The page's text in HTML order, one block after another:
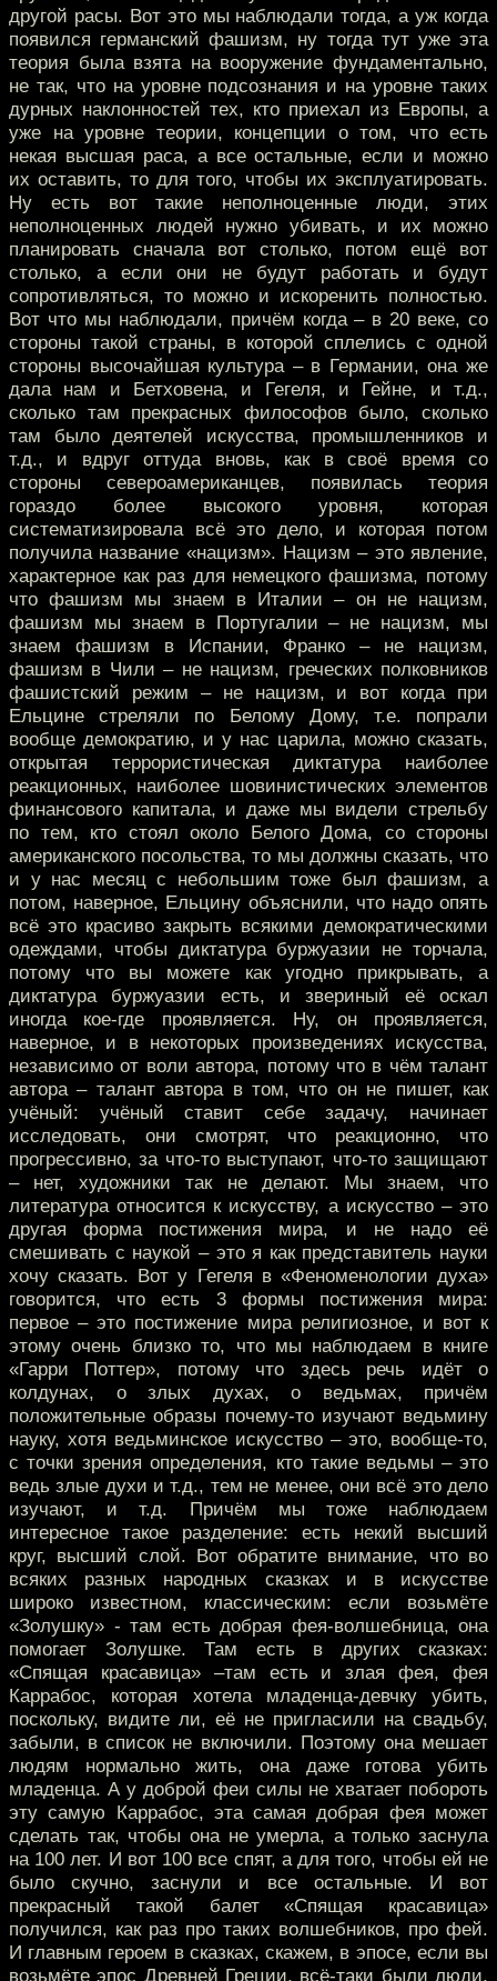
другой расы. Вот это мы наблюдали тогда, а уж когда
появился германский фашизм, ну тогда тут уже эта
теория была взята на вооружение фундаментально,
не так, что на уровне подсознания и на уровне таких
дурных наклонностей тех, кто приехал из Европы, а
уже на уровне теории, концепции о том, что есть
некая высшая раса, а все остальные, если и можно
их оставить, то для того, чтобы их эксплуатировать.
Ну есть вот такие неполноценные люди, этих
неполноценных людей нужно убивать, и их можно
планировать сначала вот столько, потом ещё вот
столько, а если они не будут работать и будут
сопротивляться, то можно и искоренить полностью.
Вот что мы наблюдали, причём когда – в 20 веке, со
стороны такой страны, в которой сплелись с одной
стороны высочайшая культура – в Германии, она же
дала нам и Бетховена, и Гегеля, и Гейне, и т.д.,
сколько там прекрасных философов было, сколько
там было деятелей искусства, промышленников и
т.д., и вдруг оттуда вновь, как в своё время со
стороны североамериканцев, появилась теория
гораздо более высокого уровня, которая
систематизировала всё это дело, и которая потом
получила название «нацизм». Нацизм – это явление,
характерное как раз для немецкого фашизма, потому
что фашизм мы знаем в Италии – он не нацизм,
фашизм мы знаем в Португалии – не нацизм, мы
знаем фашизм в Испании, Франко – не нацизм,
фашизм в Чили – не нацизм, греческих полковников
фашистский режим – не нацизм, и вот когда при
Ельцине стреляли по Белому Дому, т.е. попрали
вообще демократию, и у нас царила, можно сказать,
открытая террористическая диктатура наиболее
реакционных, наиболее шовинистических элементов
финансового капитала, и даже мы видели стрельбу
по тем, кто стоял около Белого Дома, со стороны
американского посольства, то мы должны сказать, что
и у нас месяц с небольшим тоже был фашизм, а
потом, наверное, Ельцину объяснили, что надо опять
всё это красиво закрыть всякими демократическими
одеждами, чтобы диктатура буржуазии не торчала,
потому что вы можете как угодно прикрывать, а
диктатура буржуазии есть, и звериный её оскал
иногда кое-где проявляется. Ну, он проявляется,
наверное, и в некоторых произведениях искусства,
независимо от воли автора, потому что в чём талант
автора – талант автора в том, что он не пишет, как
учёный: учёный ставит себе задачу, начинает
исследовать, они смотрят, что реакционно, что
прогрессивно, за что-то выступают, что-то защищают
– нет, художники так не делают. Мы знаем, что
литература относится к искусству, а искусство – это
другая форма постижения мира, и не надо её
смешивать с наукой – это я как представитель науки
хочу сказать. Вот у Гегеля в «Феноменологии духа»
говорится, что есть 3 формы постижения мира:
первое – это постижение мира религиозное, и вот к
этому очень близко то, что мы наблюдаем в книге
«Гарри Поттер», потому что здесь речь идёт о
колдунах, о злых духах, о ведьмах, причём
положительные образы почему-то изучают ведьмину
науку, хотя ведьминское искусство – это, вообще-то,
с точки зрения определения, кто такие ведьмы – это
ведь злые духи и т.д., тем не менее, они всё это дело
изучают, и т.д. Причём мы тоже наблюдаем
интересное такое разделение: есть некий высший
круг, высший слой. Вот обратите внимание, что во
всяких разных народных сказках и в искусстве
широко известном, классическим: если возьмёте
«Золушку» - там есть добрая фея-волшебница, она
помогает Золушке. Там есть в других сказках:
«Спящая красавица» –там есть и злая фея, фея
Каррабос, которая хотела младенца-девчку убить,
поскольку, видите ли, её не пригласили на свадьбу,
забыли, в список не включили. Поэтому она мешает
людям нормально жить, она даже готова убить
младенца. А у доброй феи силы не хватает побороть
эту самую Каррабос, эта самая добрая фея может
сделать так, чтобы она не умерла, а только заснула
на 100 лет. И вот 100 все спят, а для того, чтобы ей не
было скучно, заснули и все остальные. И вот
прекрасный такой балет «Спящая красавица»
получился, как раз про таких волшебников, про фей.
И главным героем в сказках, скажем, в эпосе, если вы
возьмёте эпос Древней Греции, всё-таки были люди,